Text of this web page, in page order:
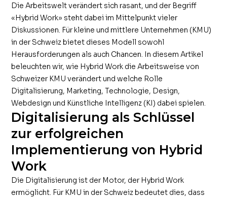
Die Arbeitswelt verändert sich rasant, und der Begriff
«Hybrid Work» steht dabei im Mittelpunkt vieler
Diskussionen. Für kleine und mittlere Unternehmen (KMU)
in der Schweiz bietet dieses Modell sowohl
Herausforderungen als auch Chancen. In diesem Artikel
beleuchten wir, wie Hybrid Work die Arbeitsweise von
Schweizer KMU verändert und welche Rolle
Digitalisierung, Marketing, Technologie, Design,
Webdesign und Künstliche Intelligenz (KI) dabei spielen.
Digitalisierung als Schlüssel
zur erfolgreichen
Implementierung von Hybrid
Work
Die Digitalisierung ist der Motor, der Hybrid Work
ermöglicht. Für KMU in der Schweiz bedeutet dies, dass